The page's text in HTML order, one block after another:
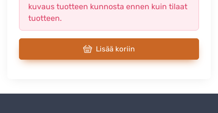
kuvaus tuotteen kunnosta ennen kuin tilaat
tuotteen.
Lisää koriin